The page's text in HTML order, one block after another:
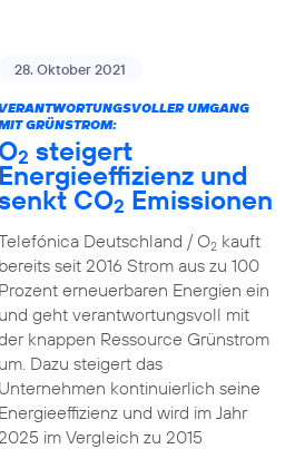
28. Oktober 2021
UMGANG
GRÜNSTROM:
O2 steigert
Energieeffizienz und
CO2 Emissionen
Deutschland / O2kauft
bereits seit 2016 Strom aus zu 100
Prozent erneuerbaren Energien ein
und geht verantwortungsvoll mit
knappen Ressource Grünstrom
um. Dazu steigert das
Unternehmen kontinuierlich seine
Energieeffizienz und wird im Jahr
2025 im Vergleich zu 2015